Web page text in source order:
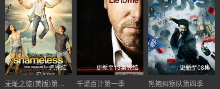
已完结
无耻之徒(美版)第四季
更新至13集完结
千谎百计第一季
更新至08集
黑袍纠察队第四季